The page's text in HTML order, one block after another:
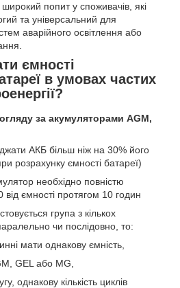
попит у споживачів, які
та універсальний для
аварійного освітлення або
ємності
в умовах частих
за акумуляторами AGM,
АКБ більш ніж на 30% його
розрахунку ємності батареї)
необхідно повністю
ємності протягом 10 годин
група з кількох
чи послідовно, то:
мати однакову ємність,
GEL або MG,
однакову кількість циклів